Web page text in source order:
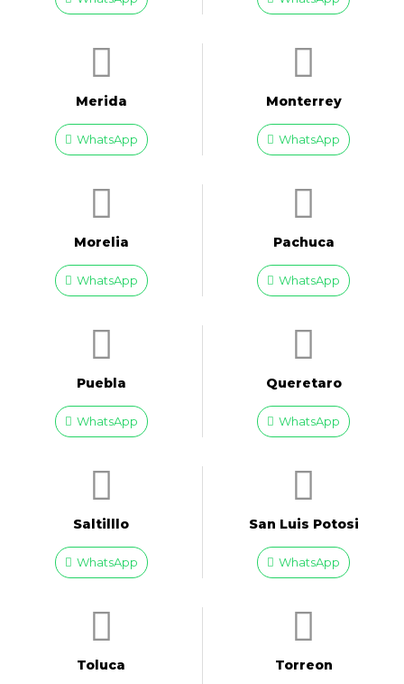
Merida
WhatsApp
Monterrey
WhatsApp
Morelia
WhatsApp
Pachuca
WhatsApp
Puebla
WhatsApp
Queretaro
WhatsApp
Saltilllo
WhatsApp
San Luis Potosi
WhatsApp
Toluca Torreon